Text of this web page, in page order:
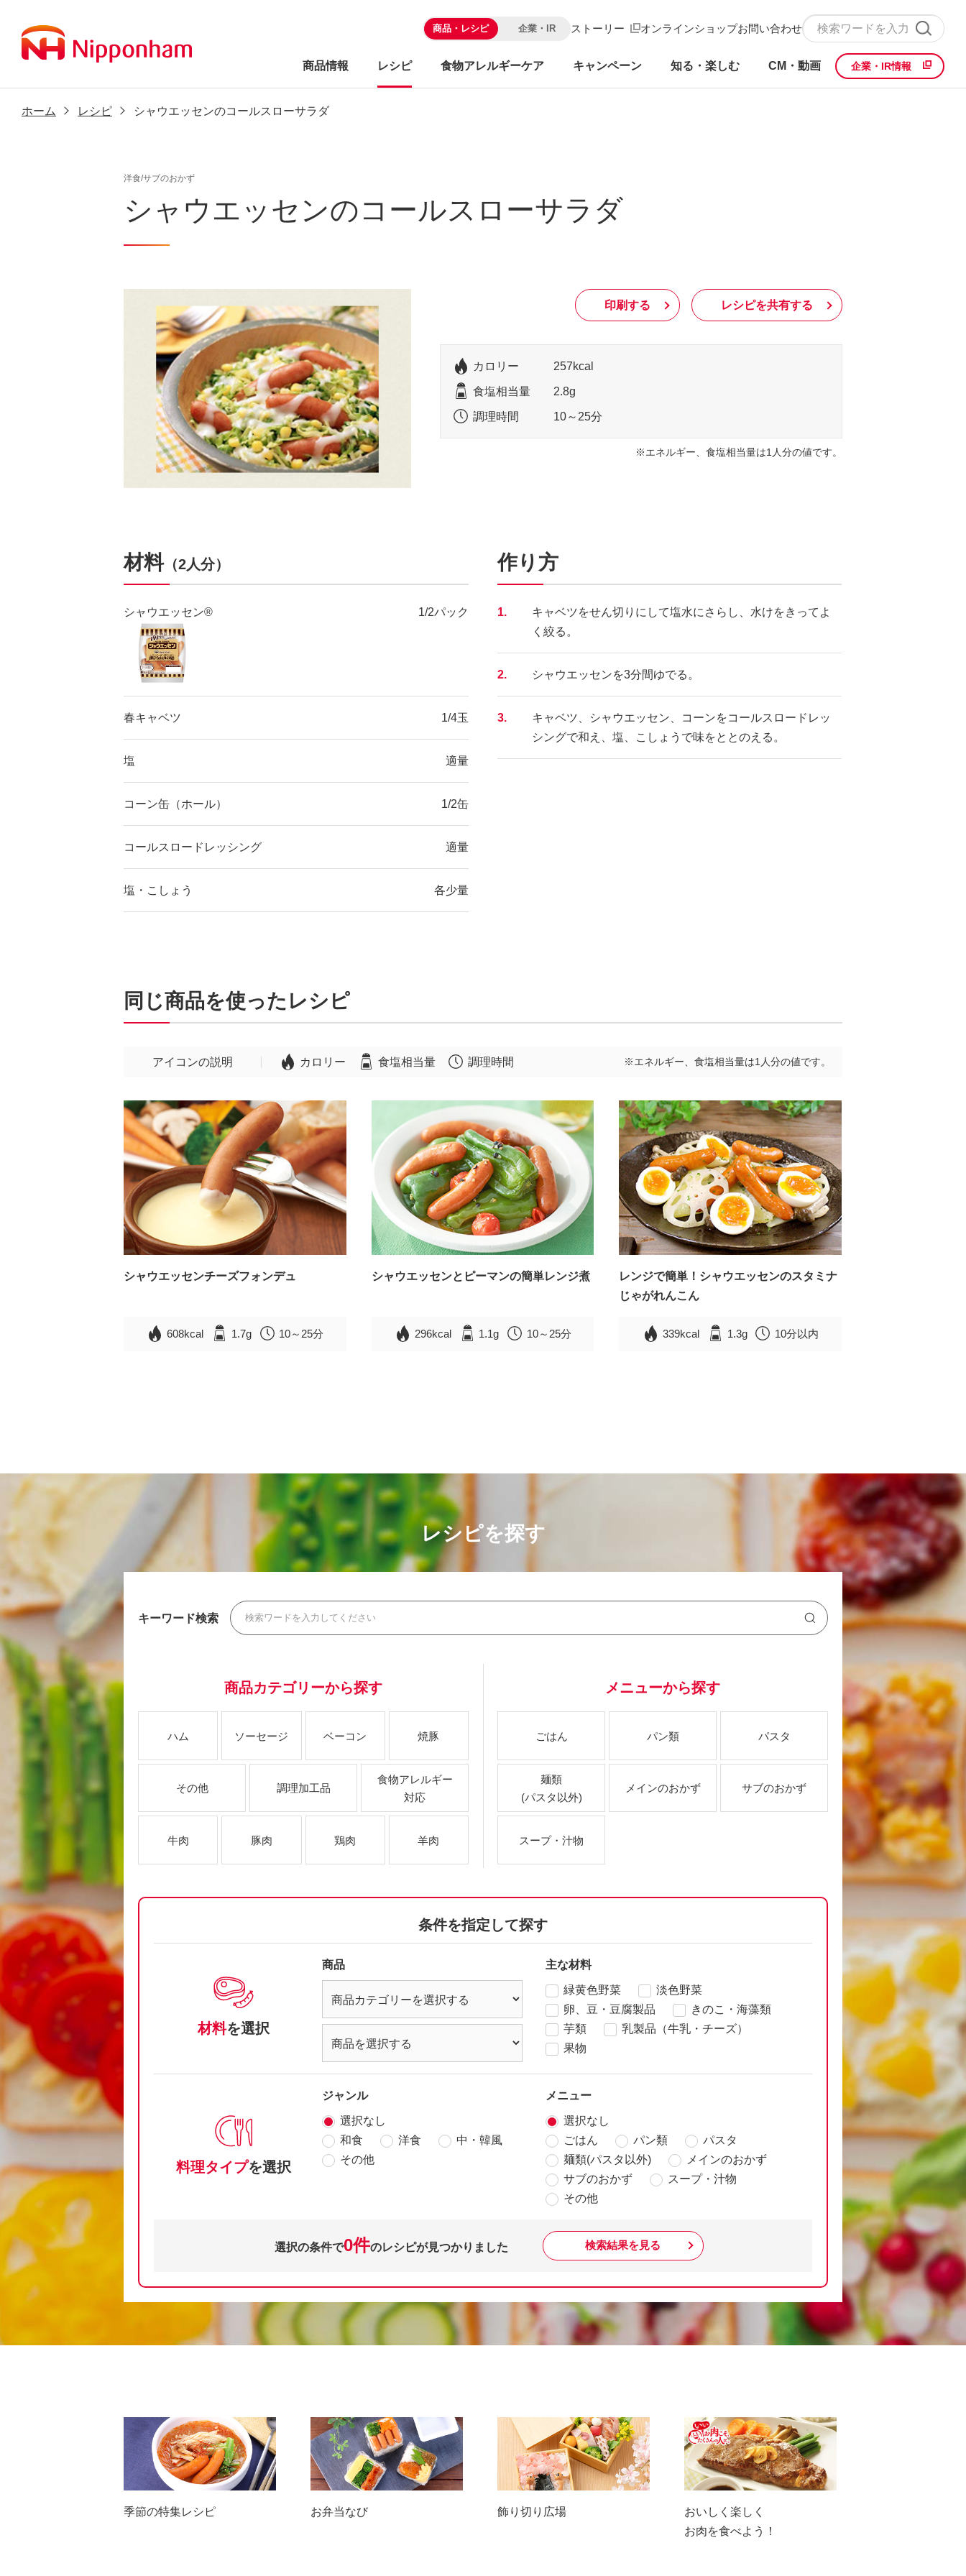
商品・レシピ 企業・IR ストーリー オンラインショップお問い合わせ
商品情報 レシピ 食物アレルギーケア キャンペーン 知る・楽しむ CM・動画 企業・IR情報
ホーム レシピ シャウエッセンのコールスローサラダ
洋食/サブのおかず
シャウエッセンのコールスローサラダ
印刷する レシピを共有する
カロリー 257kcal
食塩相当量 2.8g
調理時間 10～25分
エネルギー、食塩相当量は1人分の値です。
材料（2人分）
シャウエッセン® 1/2パック
春キャベツ 1/4玉
塩 適量
コーン缶（ホール） 1/2缶
コールスロードレッシング 適量
塩・こしょう 各少量
作り方
1.
キャベツをせん切りにして塩水にさらし、水けをきってよ
く絞る。
2. シャウエッセンを3分間ゆでる。
3.
キャベツ、シャウエッセン、コーンをコールスロードレッ
シングで和え、塩、こしょうで味をととのえる。
同じ商品を使ったレシピ
アイコンの説明 カロリー 食塩相当量 調理時間 ※エネルギー、食塩相当量は1人分の値です。
シャウエッセンチーズフォンデュ
608kcal 1.7g 10～25分
シャウエッセンとピーマンの簡単レンジ煮
296kcal 1.1g 10～25分
レンジで簡単！シャウエッセンのスタミナ
じゃがれんこん
339kcal 1.3g 10分以内
レシピを探す
キーワード検索
商品カテゴリーから探す
ハム ソーセージ ベーコン 焼豚
その他 調理加工品
食物アレルギー
対応
牛肉 豚肉 鶏肉 羊肉
メニューから探す
ごはん パン類 パスタ
麺類
(パスタ以外)
メインのおかず サブのおかず
スープ・汁物
条件を指定して探す
材料を選択
商品 主な材料
緑黄色野菜
淡色野菜
卵、豆・豆腐製品
きのこ・海藻類
芋類
乳製品（牛乳・チーズ）
果物
料理タイプを選択
ジャンル
選択なし
和食
洋食
中・韓風
その他
メニュー
選択なし
ごはん
パン類
パスタ
麺類(パスタ以外)
メインのおかず
サブのおかず
スープ・汁物
その他
選択の条件で0件のレシピが見つかりました 検索結果を見る
季節の特集レシピ お弁当なび 飾り切り広場
おいしく楽しく
お肉を食べよう！